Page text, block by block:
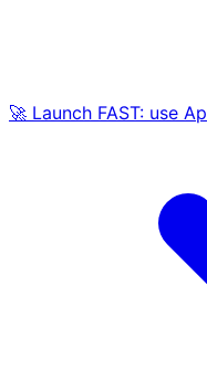
🚀 Launch FAST: use